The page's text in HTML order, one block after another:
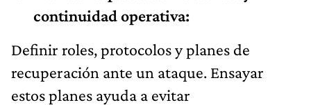
continuidad operativa:
Definir roles, protocolos y planes de
recuperación ante un ataque. Ensayar
estos planes ayuda a evitar